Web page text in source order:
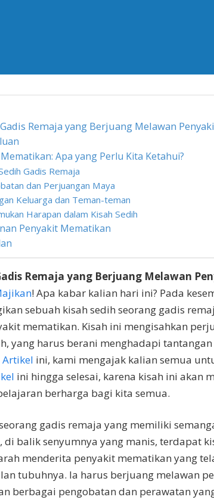
Remaja yang Berjuang Melawan
Apa yang Perlu Kita Ketahui?
Gadis Remaja
dan Perjuangan Maya
Keluarga dan Teman-teman
Harapan dalam Kisah Sedih
Penyakit Mematikan
Remaja yang Berjuang Melawan
! Apa kabar kalian hari ini? Pada
sebuah kisah sedih seorang gadis
mematikan. Kisah ini mengisahkan
yang harus berani menghadapi
Artikel ini, kami mengajak kalian semua
ini hingga selesai, karena kisah ini akan
berharga bagi kita semua.
gadis remaja yang memiliki
di balik senyumnya yang manis, terdapat
menderita penyakit mematikan yang
tubuhnya. Ia harus berjuang melawan
berbagai pengobatan dan perawatan